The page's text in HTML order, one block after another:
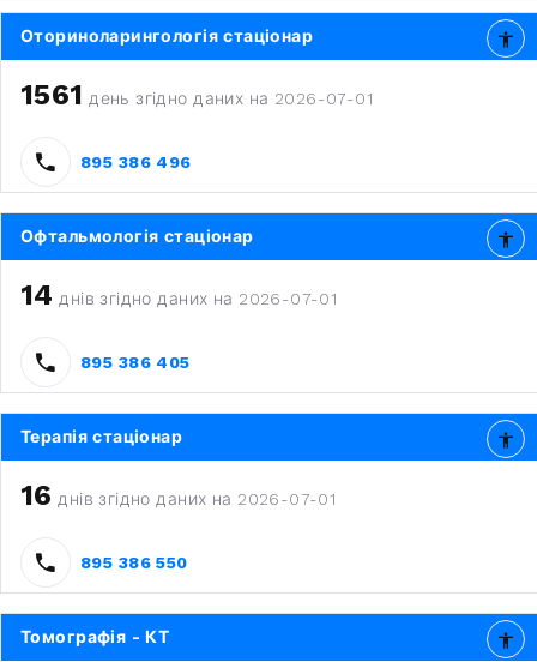
Оториноларингологія стаціонар
1561 день згідно даних на 2026-07-01
895 386 496
Офтальмологія стаціонар
14 днів згідно даних на 2026-07-01
895 386 405
Терапія стаціонар
16 днів згідно даних на 2026-07-01
895 386 550
Томографія - КТ